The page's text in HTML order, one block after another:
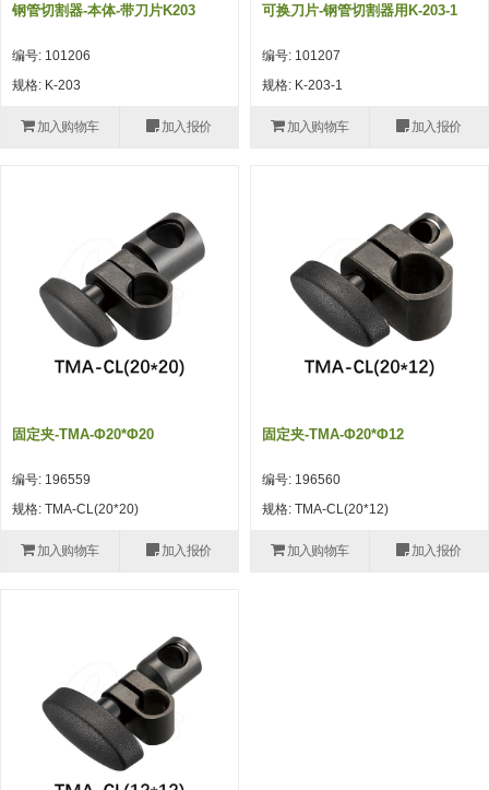
钢管切割器-本体-带刀片K203
编号: 101206
规格: K-203
加入购物车 加入报价
可换刀片-钢管切割器用K-203-1
编号: 101207
规格: K-203-1
加入购物车 加入报价
固定夹-TMA-Φ20*φ20
编号: 196559
规格: TMA-CL(20*20)
加入购物车 加入报价
固定夹-TMA-Φ20*φ12
编号: 196560
规格: TMA-CL(20*12)
加入购物车 加入报价
螺母 (10)
安装板・导轨・连接块・垫块・连
基础框架模组 (18)
限位模组 (4)
立体框架SUS方钢・方钢端盖・
连接金具 (15)
气管剪刀・扎带・固定座 (9)
调节器・按键阀・手动按键 (6)
限位开关 (2)
微型开关・限位开关 (6)
L型安装版(限位开关用) (4)
光电传感器 (2)
光电区域传感器 (1)
电源通信10单元 (4)
(8)
轻量化·树脂部品(汇流板) (4)
轻量化·树脂部品(钢管连接器) (4)
自动型快速交换用夹具
自动型快速交换用夹具-配件
自动型快速交换用夹具(多关节机
微型气缸用配件
矩形气缸用配件
水口夹具
缓冲材料
吸盘(嵌入式)
吸盘(螺丝固定式)
吸盘(自由式&十字&蛇纹)
吸盘(附EP海绵)
吸盘用配件(EP海绵、静电消除